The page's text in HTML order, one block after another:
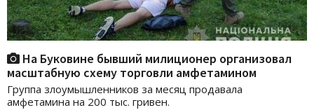
На Буковине бывший милиционер организовал
масштабную схему торговли амфетамином
Группа злоумышленников за месяц продавала
амфетамина на 200 тыс. гривен.